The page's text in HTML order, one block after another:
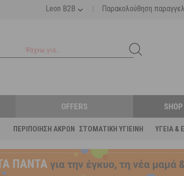
Leon B2B | Παρακολούθηση
ΠΕΡΙΠΟΊΗΣΗ ΆΚΡΩΝ ΣΤΟΜΑΤΙΚΉ ΥΓΙΕΙΝΉ ΥΓΕΊΑ &
OFFERS